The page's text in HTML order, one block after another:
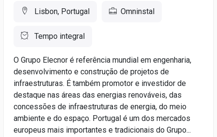
Lisbon, Portugal Omninstal
Tempo integral
O Grupo Elecnor é referência mundial em engenharia,
desenvolvimento e construção de projetos de
infraestruturas. É também promotor e investidor de
destaque nas áreas das energias renováveis, das
concessões de infraestruturas de energia, do meio
ambiente e do espaço. Portugal é um dos mercados
europeus mais importantes e tradicionais do Grupo...